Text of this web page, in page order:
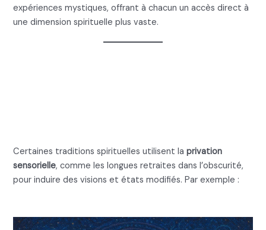
expériences mystiques, offrant à chacun un accès direct à
une dimension spirituelle plus vaste.
Certaines traditions spirituelles utilisent laprivation
sensorielle, comme les longues retraites dans l’obscurité,
pour induire des visions et états modifiés. Par exemple :